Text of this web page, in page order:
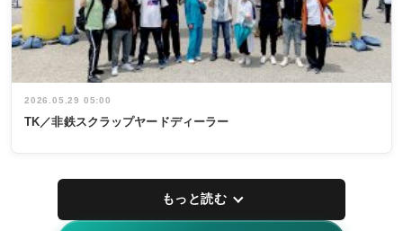
2026.05.29 05:00
TK／非鉄スクラップヤードディーラー
もっと読む